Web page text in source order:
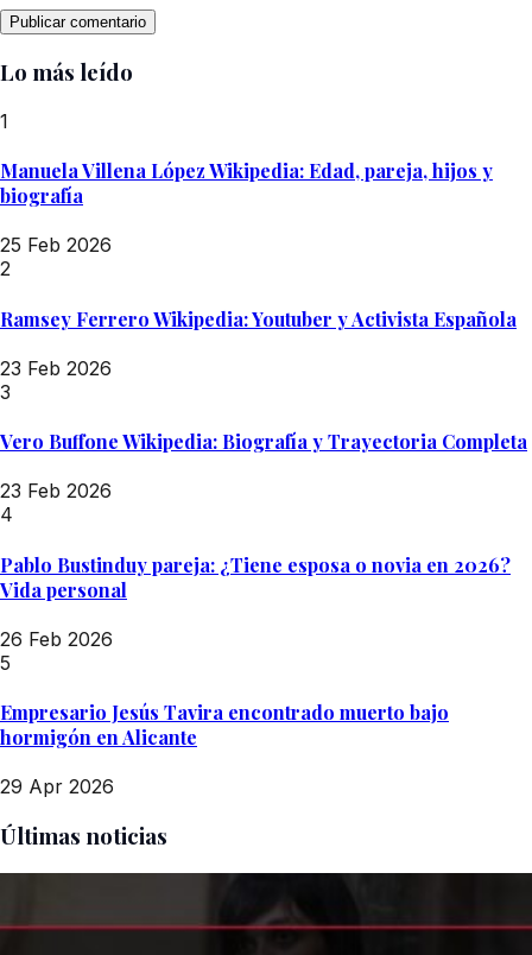
Lo más leído
1
Manuela Villena López Wikipedia: Edad, pareja, hijos y
biografía
25 Feb 2026
2
Ramsey Ferrero Wikipedia: Youtuber y Activista Española
23 Feb 2026
3
Vero Buffone Wikipedia: Biografía y Trayectoria Completa
23 Feb 2026
4
Pablo Bustinduy pareja: ¿Tiene esposa o novia en 2026?
Vida personal
26 Feb 2026
5
Empresario Jesús Tavira encontrado muerto bajo
hormigón en Alicante
29 Apr 2026
Últimas noticias